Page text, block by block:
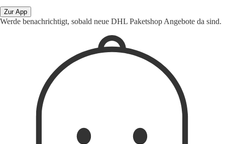
Zur App
Werde benachrichtigt, sobald neue DHL Paketshop Angebote da sind.